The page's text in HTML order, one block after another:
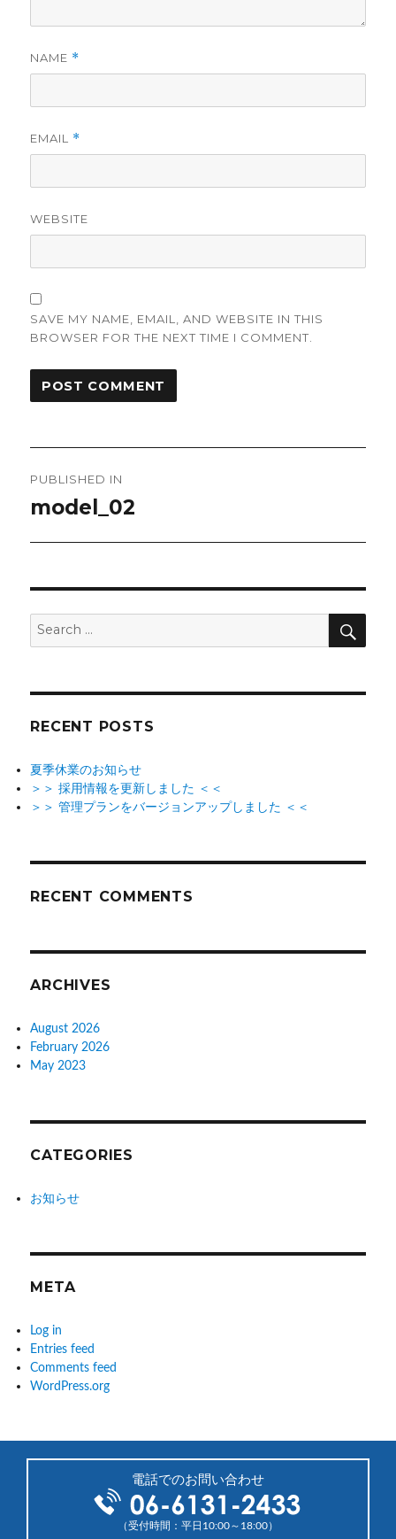
NAME *
EMAIL *
WEBSITE
SAVE MY NAME, EMAIL, AND WEBSITE IN THIS
BROWSER FOR THE NEXT TIME I COMMENT.
navigation
PUBLISHED IN
model_02
Search
RECENT POSTS
夏季休業のお知らせ
＞＞ 採用情報を更新しました ＜＜
＞＞ 管理プランをバージョンアップしました ＜＜
RECENT COMMENTS
ARCHIVES
August 2026
February 2026
May 2023
CATEGORIES
お知らせ
META
Log in
Entries feed
Comments feed
WordPress.org
電話でのお問い合わせ
（受付時間：平日10:00～18:00）